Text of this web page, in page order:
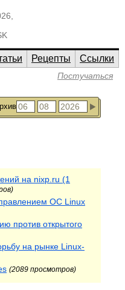
Рецепты
Ссылки
Постучаться
на nixp.ru (1
ОС Linux
против открытого
на рынке Linux-
(2089 просмотров)